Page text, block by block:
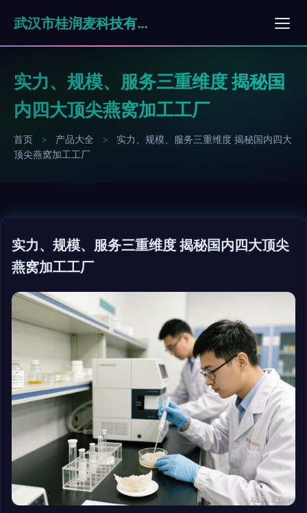
武汉市桂润麦科技有限公司
实力、规模、服务三重维度 揭秘国
内四大顶尖燕窝加工工厂
首页 > 产品大全 >
实力、规模、服务三重维度 揭秘国内四大
顶尖燕窝加工工厂
实力、规模、服务三重维度 揭秘国内四大顶尖
燕窝加工工厂